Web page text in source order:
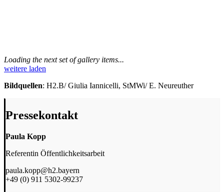
Loading the next set of gallery items...
weitere laden
Bildquellen: H2.B/ Giulia Iannicelli, StMWi/ E. Neureuther
Pressekontakt
Paula Kopp
Referentin Öffentlichkeitsarbeit
paula.kopp@h2.bayern
+49 (0) 911 5302-99237